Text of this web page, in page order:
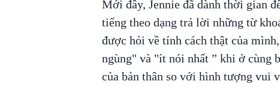
Mới đây, Jennie đã dành thời gian
tiếng theo dạng trả lời những từ
được hỏi về tính cách thật của
ngùng" và "ít nói nhất ” khi ở cùng
của bản thân so với hình tượng vui